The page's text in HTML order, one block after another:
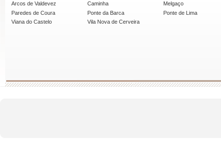
Arcos de Valdevez Caminha
Melgaço
Paredes de Coura
Ponte da Barca
Ponte de Lima
Viana do Castelo
Vila Nova de Cerveira